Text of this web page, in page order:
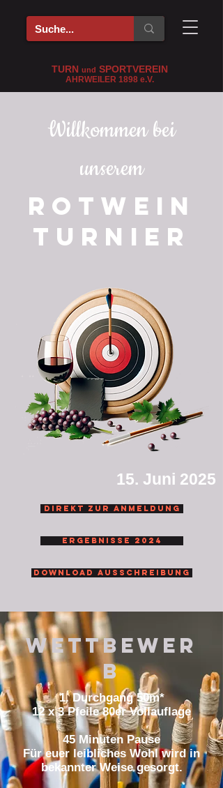
TURN und SPORTVEREIN
AHRWEILER 1898 e.V.
Willkommen bei
unserem
ROTWEIN
TURNIER
15. Juni 2025
Direkt zur Anmeldung
Ergebnisse 2024
Download Ausschreibung
Wettbewer
b
1. Durchgang 50m*
12 x 3 Pfeile 80er Vollauflage
45 Minuten Pause
Für euer leibliches Wohl wird in
bekannter Weise gesorgt.